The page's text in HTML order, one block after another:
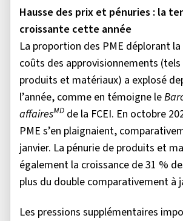
Hausse des prix et pénuries : la
croissante cette année
La proportion des PME déplorant la
coûts des approvisionnements (tels
produits et matériaux) a explosé
l’année, comme en témoigne le
affairesMD de la FCEI. En octobre
PME s’en plaignaient,
janvier. La pénurie de produits et
également la croissance de 31 %
plus du double comparativement à
Les pressions supplémentaires